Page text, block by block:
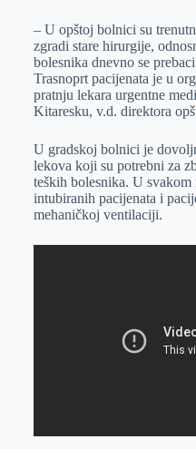
– U opštoj bolnici su
zgradi stare hirurgije,
bolesnika dnevno se
Trasnoprt pacijenata je u
pratnju lekara urgentne
Kitaresku, v.d. direktora
U gradskoj bolnici je
lekova koji su potrebni za
teških bolesnika. U
intubiranih pacijenata i
mehaničkoj ventilaciji.